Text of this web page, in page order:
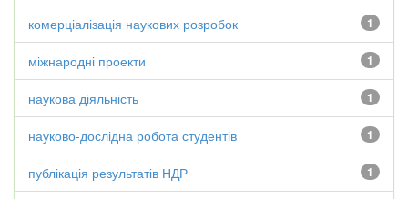
1
комерціалізація наукових розробок
1
міжнародні проекти
1
наукова діяльність
1
науково-дослідна робота студентів
1
публікація результатів НДР